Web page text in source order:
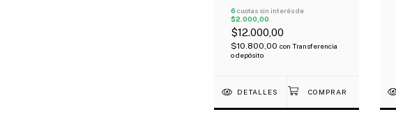
6 cuotas sin interés de
$2.000,00
$12.000,00
$10.800,00 con Transferencia
o depósito
DETALLES